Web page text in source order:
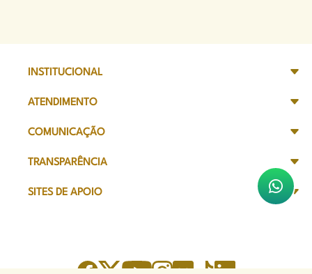
INSTITUCIONAL
ATENDIMENTO
COMUNICAÇÃO
TRANSPARÊNCIA
SITES DE APOIO